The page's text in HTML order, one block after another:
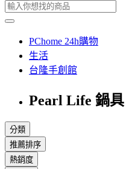
PChome 24h購物
生活
台隆手創館
Pearl Life 鍋具
分類
推薦排序
熱銷度